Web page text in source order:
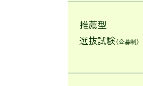
推薦型
選抜試験（公募制）